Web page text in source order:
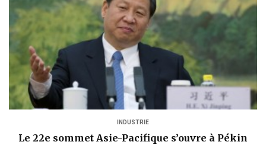
INDUSTRIE
Le 22e sommet Asie-Pacifique s’ouvre à Pékin